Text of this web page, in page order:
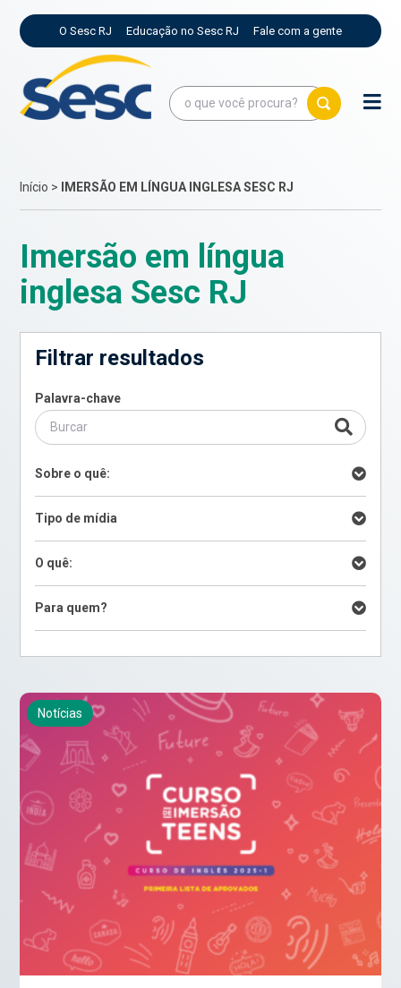
O Sesc RJ Educação no Sesc RJ Fale com a gente
Início > IMERSÃO EM LÍNGUA INGLESA SESC RJ
Imersão em língua
inglesa Sesc RJ
Filtrar resultados
Palavra-chave
Sobre o quê:
Tipo de mídia
O quê:
Para quem?
Notícias